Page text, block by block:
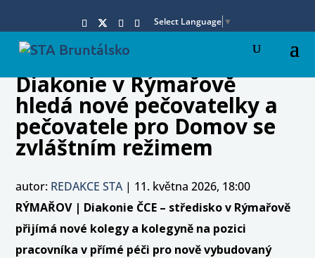
Select Language ▼
Diakonie v Rýmařově
hledá nové pečovatelky a
pečovatele pro Domov se
zvláštním režimem
autor: REDAKCE STA| 11. května 2026, 18:00
RÝMAŘOV | Diakonie ČCE – středisko v Rýmařově
přijímá nové kolegy a kolegyně na pozici
pracovníka v přímé péči pro nově vybudovaný